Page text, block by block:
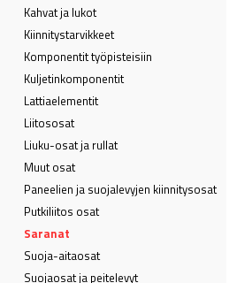
Kahvat ja lukot
Kiinnitystarvikkeet
Komponentit työpisteisiin
Kuljetin­komponentit
Lattia­elementit
Liitososat
Liuku-osat ja rullat
Muut osat
Paneelien ja suojalevyjen kiinnitysosat
Putkiliitos osat
Saranat
Suoja-aitaosat
Suojaosat ja peitelevyt